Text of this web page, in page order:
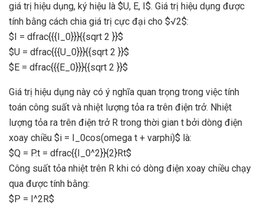
giá trị hiệu dụng, ký hiệu là $U, E, I$. Giá trị hiệu dụng được
tính bằng cách chia giá trị cực đại cho $√2$:
$I = dfrac{{{I_0}}}{{sqrt 2 }}$
$U = dfrac{{{U_0}}}{{sqrt 2 }}$
$E = dfrac{{{E_0}}}{{sqrt 2 }}$
Giá trị hiệu dụng này có ý nghĩa quan trọng trong việc tính
toán công suất và nhiệt lượng tỏa ra trên điện trở. Nhiệt
lượng tỏa ra trên điện trở R trong thời gian t bởi dòng điện
xoay chiều $i = I_0cos(omega t + varphi)$ là:
$Q = P.t = dfrac{{I_0^2}}{2}Rt$
Công suất tỏa nhiệt trên R khi có dòng điện xoay chiều chạy
qua được tính bằng:
$P = I^2R$